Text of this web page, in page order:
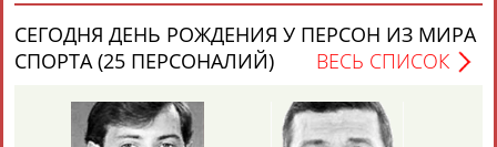
Каримжан
АБДРАХМАНОВ
Аделя
АБДРАХМАНОВА
Андрей
АБДУВАЛИЕВ
Герман
АБДУЛАЕВ
СЕГОДНЯ ДЕНЬ РОЖДЕНИЯ У ПЕРСОН ИЗ МИРА
СПОРТА (25 ПЕРСОНАЛИЙ)
ВЕСЬ СПИСОК